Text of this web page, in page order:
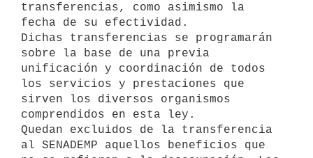
transferencias, como asimismo la
fecha de su efectividad.
Dichas transferencias se programarán
sobre la base de una previa
unificación y coordinación de todos
los servicios y prestaciones que
sirven los diversos organismos
comprendidos en esta ley.
Quedan excluidos de la transferencia
al SENADEMP aquellos beneficios que